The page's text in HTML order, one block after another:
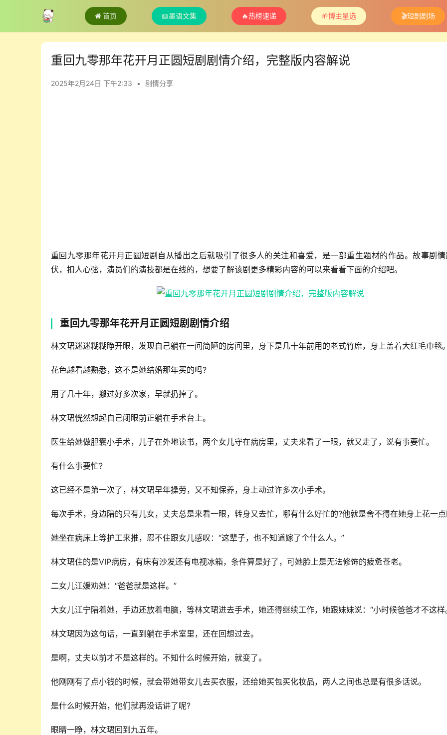
首页 📖墨语文集 🔥热榜速递 🌱博主星选 🎬短剧剧场
重回九零那年花开月正圆短剧剧情介绍，完整版内容解说
2025年2月24日 下午2:33 • 剧情分享
重回九零那年花开月正圆短剧自从播出之后就吸引了很多人的关注和喜爱，是一部重生题材的作品。故事剧
伏，扣人心弦，演员们的演技都是在线的，想要了解该剧更多精彩内容的可以来看看下面的介绍吧。
重回九零那年花开月正圆短剧剧情介绍
林文珺迷迷糊糊睁开眼，发现自己躺在一间简陋的房间里，身下是几十年前用的老式竹席，身上盖着大红毛巾毯
花色越看越熟悉，这不是她结婚那年买的吗?
用了几十年，搬过好多次家，早就扔掉了。
林文珺恍然想起自己闭眼前正躺在手术台上。
医生给她做胆囊小手术，儿子在外地读书，两个女儿守在病房里，丈夫来看了一眼，就又走了，说有事要忙。
有什么事要忙?
这已经不是第一次了，林文珺早年操劳，又不知保养，身上动过许多次小手术。
每次手术，身边陪的只有儿女，丈夫总是来看一眼，转身又去忙，哪有什么好忙的?他就是舍不得在她身上花一
她坐在病床上等护工来推，忍不住跟女儿感叹：“这辈子，也不知道嫁了个什么人。”
林文珺住的是VIP病房，有床有沙发还有电视冰箱，条件算是好了，可她脸上是无法修饰的疲惫苍老。
二女儿江媛劝她：“爸爸就是这样。”
大女儿江宁陪着她，手边还放着电脑，等林文珺进去手术，她还得继续工作，她跟妹妹说：“小时候爸爸才不这样
林文珺因为这句话，一直到躺在手术室里，还在回想过去。
是啊，丈夫以前才不是这样的。不知什么时候开始，就变了。
他刚刚有了点小钱的时候，就会带她带女儿去买衣服，还给她买包买化妆品，两人之间也总是有很多话说。
是什么时候开始，他们就再没话讲了呢?
眼睛一睁，林文珺回到九五年。